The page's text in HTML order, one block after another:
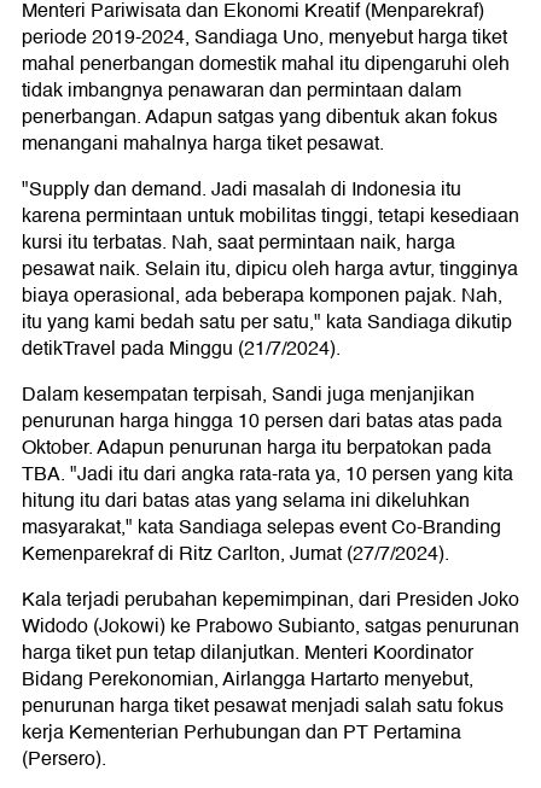
Menteri Pariwisata dan Ekonomi Kreatif (Menparekraf)
periode 2019-2024, Sandiaga Uno, menyebut harga tiket
mahal penerbangan domestik mahal itu dipengaruhi oleh
tidak imbangnya penawaran dan permintaan dalam
penerbangan. Adapun satgas yang dibentuk akan fokus
menangani mahalnya harga tiket pesawat.
"Supply dan demand. Jadi masalah di Indonesia itu
karena permintaan untuk mobilitas tinggi, tetapi kesediaan
kursi itu terbatas. Nah, saat permintaan naik, harga
pesawat naik. Selain itu, dipicu oleh harga avtur, tingginya
biaya operasional, ada beberapa komponen pajak. Nah,
itu yang kami bedah satu per satu," kata Sandiaga dikutip
detikTravel pada Minggu (21/7/2024).
Dalam kesempatan terpisah, Sandi juga menjanjikan
penurunan harga hingga 10 persen dari batas atas pada
Oktober. Adapun penurunan harga itu berpatokan pada
TBA. "Jadi itu dari angka rata-rata ya, 10 persen yang kita
hitung itu dari batas atas yang selama ini dikeluhkan
masyarakat," kata Sandiaga selepas event Co-Branding
Kemenparekraf di Ritz Carlton, Jumat (27/7/2024).
Kala terjadi perubahan kepemimpinan, dari Presiden Joko
Widodo (Jokowi) ke Prabowo Subianto, satgas penurunan
harga tiket pun tetap dilanjutkan. Menteri Koordinator
Bidang Perekonomian, Airlangga Hartarto menyebut,
penurunan harga tiket pesawat menjadi salah satu fokus
kerja Kementerian Perhubungan dan PT Pertamina
(Persero).